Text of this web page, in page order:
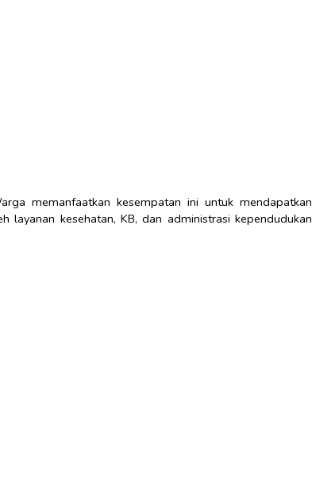
memanfaatkan kesempatan ini untuk mendapatkan
kesehatan, KB, dan administrasi kependudukan